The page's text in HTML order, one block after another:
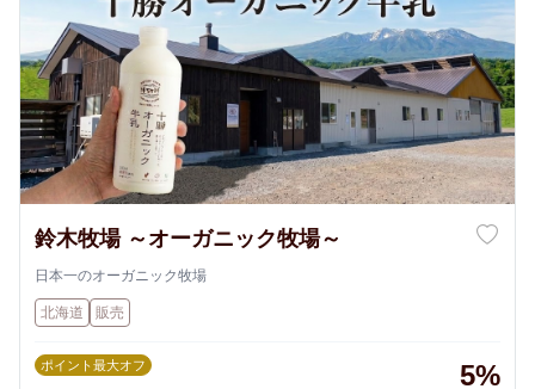
鈴木牧場 ～オーガニック牧場～
日本一のオーガニック牧場
北海道 販売
ポイント最大オフ 5%